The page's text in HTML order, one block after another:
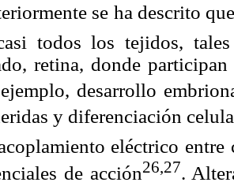
se ha descrito
todos los tejidos,
retina, donde
desarrollo
y diferenciación
eléctrico
de acción26,27.